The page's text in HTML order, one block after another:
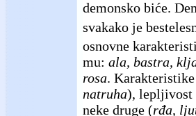
demonsko biće.
svakako je
osnovne
mu: ala, bastra,
rosa.
natruha), lepljivost
neke druge (rđa,